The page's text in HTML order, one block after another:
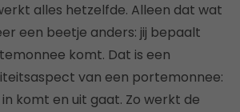
alles hetzelfde. Alleen dat wat
een beetje anders: jij bepaalt
komt. Dat is een
van een portemonnee:
komt en uit gaat. Zo werkt de